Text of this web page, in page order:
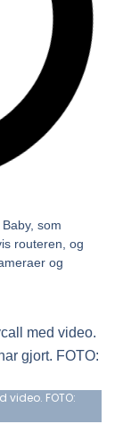
som
routeren, og
og
FOTO: